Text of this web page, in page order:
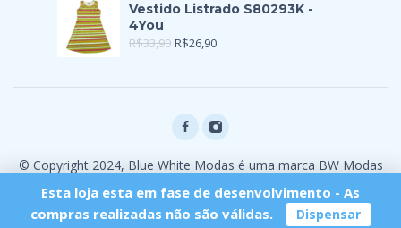
Vestido Listrado S80293K -
4You
R$33,90 R$26,90
© Copyright 2024, Blue White Modas é uma marca BW Modas
Esta loja esta em fase de desenvolvimento - As
compras realizadas não são válidas.
Dispensar